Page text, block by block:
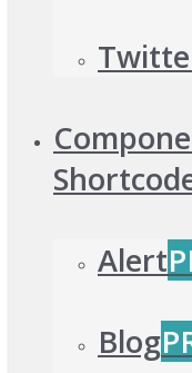
Alert
Blog